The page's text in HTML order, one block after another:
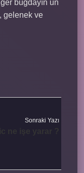
buğdayın un
gelenek ve
Sonraki Yazı